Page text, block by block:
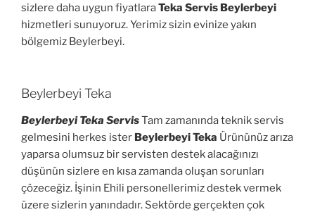
sizlere daha uygun fiyatlaraTeka Servis Beylerbeyi
hizmetleri sunuyoruz. Yerimiz sizin evinize yakın
bölgemiz Beylerbeyi.
Beylerbeyi Teka
Beylerbeyi Teka ServisTam zamanında teknik servis
gelmesini herkes ister Beylerbeyi Teka Ürününüz arıza
yaparsa olumsuz bir servisten destek alacağınızı
düşünün sizlere en kısa zamanda oluşan sorunları
çözeceğiz. İşinin Ehili personellerimiz destek vermek
üzere sizlerin yanındadır. Sektörde gerçekten çok